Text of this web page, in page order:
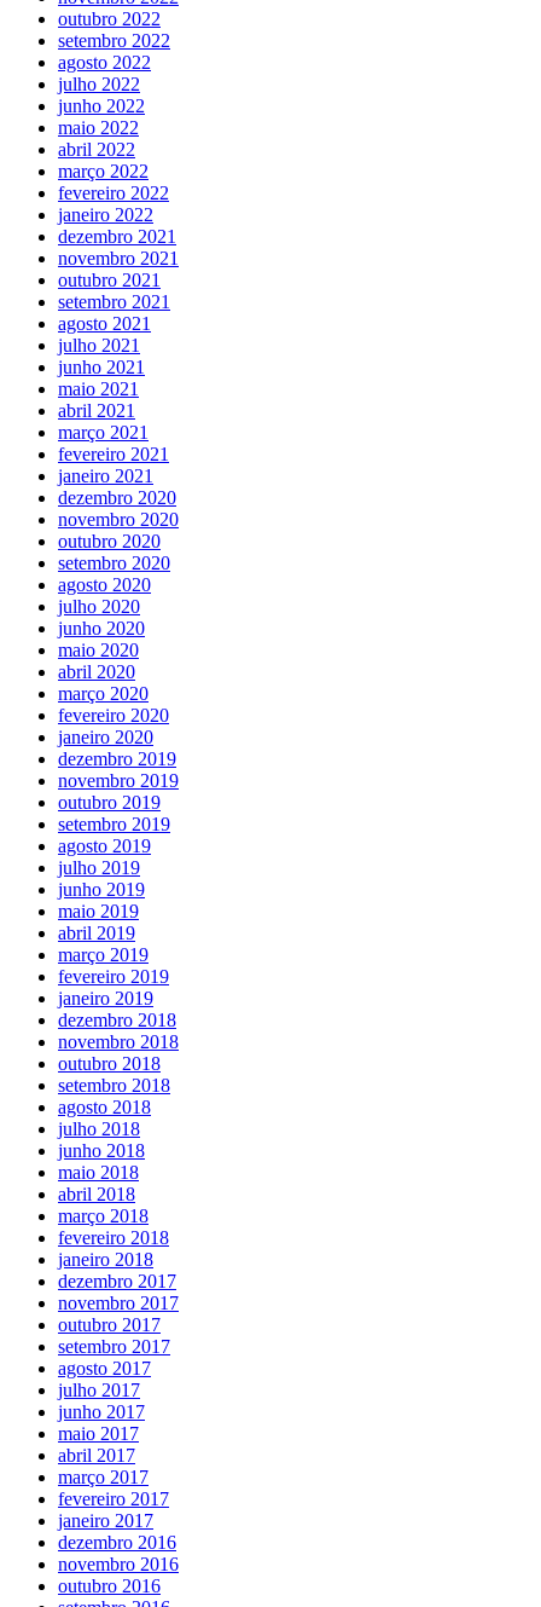
outubro 2022
setembro 2022
agosto 2022
julho 2022
junho 2022
maio 2022
abril 2022
março 2022
fevereiro 2022
janeiro 2022
dezembro 2021
novembro 2021
outubro 2021
setembro 2021
agosto 2021
julho 2021
junho 2021
maio 2021
abril 2021
março 2021
fevereiro 2021
janeiro 2021
dezembro 2020
novembro 2020
outubro 2020
setembro 2020
agosto 2020
julho 2020
junho 2020
maio 2020
abril 2020
março 2020
fevereiro 2020
janeiro 2020
dezembro 2019
novembro 2019
outubro 2019
setembro 2019
agosto 2019
julho 2019
junho 2019
maio 2019
abril 2019
março 2019
fevereiro 2019
janeiro 2019
dezembro 2018
novembro 2018
outubro 2018
setembro 2018
agosto 2018
julho 2018
junho 2018
maio 2018
abril 2018
março 2018
fevereiro 2018
janeiro 2018
dezembro 2017
novembro 2017
outubro 2017
setembro 2017
agosto 2017
julho 2017
junho 2017
maio 2017
abril 2017
março 2017
fevereiro 2017
janeiro 2017
dezembro 2016
novembro 2016
outubro 2016